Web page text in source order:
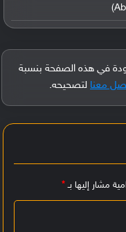
في هذه الصفحة بنسبة
معنا لتصحيحه.
مشار إليها بـ*